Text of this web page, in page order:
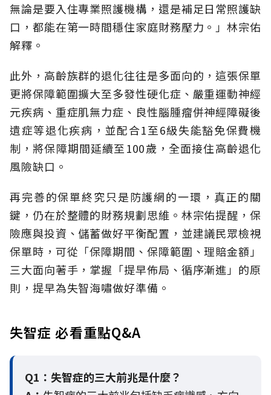
無論是要入住專業照護機構，還是補足日常照護缺
口，都能在第一時間穩住家庭財務壓力。」林宗佑
解釋。
此外，高齡族群的退化往往是多面向的，這張保單
更將保障範圍擴大至多發性硬化症、嚴重運動神經
元疾病、重症肌無力症、良性腦腫瘤併神經障礙後
遺症等退化疾病，並配合1至6級失能豁免保費機
制，將保障期間延續至100歲，全面接住高齡退化
風險缺口。
再完善的保單終究只是防護網的一環，真正的關
鍵，仍在於整體的財務規劃思維。 林宗佑提醒，保
險應與投資、儲蓄做好平衡配置，並建議民眾檢視
保單時，可從「保障期間、保障範圍、理賠金額」
三大面向著手，掌握「提早佈局、循序漸進」的原
則，提早為失智海嘯做好準備。
失智症 必看重點Q&A
Q1：失智症的三大前兆是什麼？